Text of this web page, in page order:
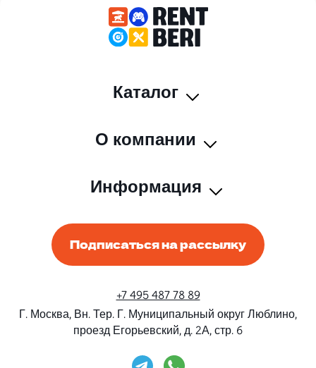
Каталог
О компании
Информация
Подписаться на рассылку
+7 495 487 78 89
Г. Москва, Вн. Тер. Г. Муниципальный округ Люблино,
проезд Егорьевский, д. 2А, стр. 6